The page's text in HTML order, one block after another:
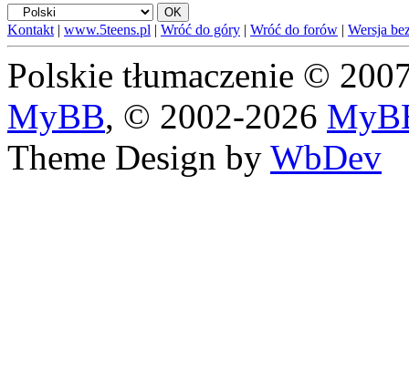
Kontakt | www.5teens.pl | Wróć do góry | Wróć do forów | Wersja
Polskie tłumaczenie ©
MyBB, © 2002-2026
Theme Design by WbDev